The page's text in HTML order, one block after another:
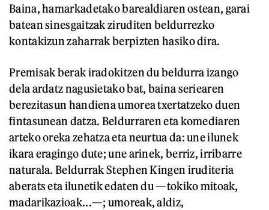
Baina, hamarkadetako barealdiaren ostean, garai
batean sinesgaitzak ziruditen beldurrezko
kontakizun zaharrak berpizten hasiko dira.
Premisak berak iradokitzen du beldurra izango
dela ardatz nagusietako bat, baina seriearen
berezitasun handiena umorea txertatzeko duen
fintasunean datza. Beldurraren eta komediaren
arteko oreka zehatza eta neurtua da: une ilunek
ikara eragingo dute; une arinek, berriz, irribarre
naturala. Beldurrak Stephen Kingen iruditeria
aberats eta ilunetik edaten du —tokiko mitoak,
madarikazioak...—; umoreak, aldiz,